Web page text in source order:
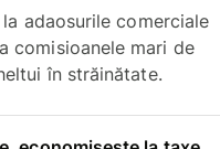
adaosurile comerciale
comisioanele mari de
în străinătate.